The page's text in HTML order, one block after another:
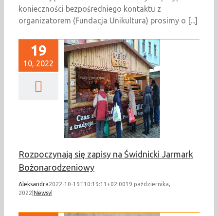
konieczności bezpośredniego kontaktu z
organizatorem (Fundacja Unikultura) prosimy o [...]
19
10, 2022
Rozpoczynają się zapisy na Świdnicki Jarmark
Bożonarodzeniowy
Aleksandra2022-10-19T10:19:11+02:0019 października,
2022 Newsy